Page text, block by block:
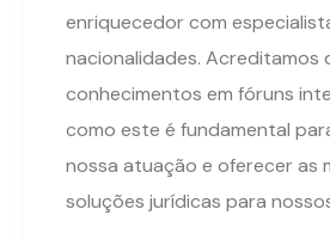
enriquecedor com
nacionalidades. Acreditamos
conhecimentos em fóruns
como este é fundamental
nossa atuação e oferecer as
soluções jurídicas para